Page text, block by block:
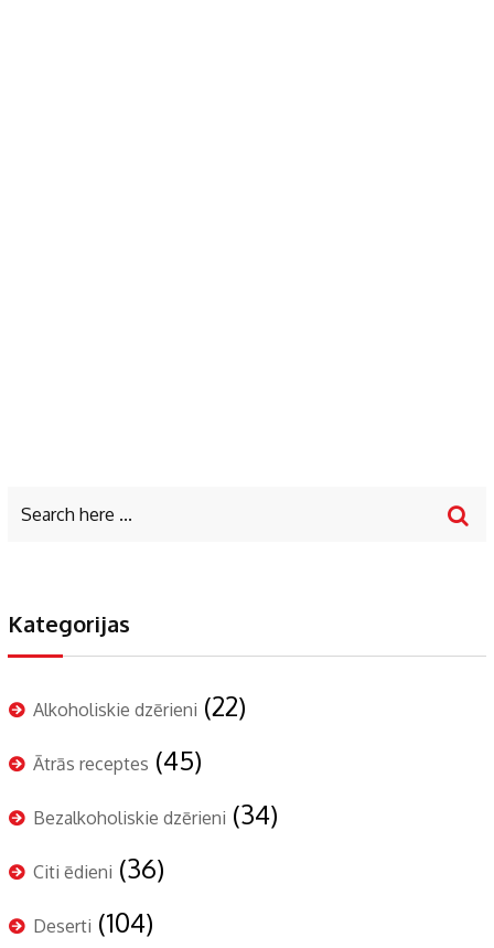
Kategorijas
Alkoholiskie dzērieni (22)
Ātrās receptes (45)
Bezalkoholiskie dzērieni (34)
Citi ēdieni (36)
Deserti (104)